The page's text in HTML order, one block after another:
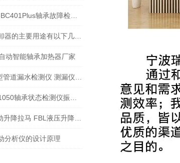
动智能轴承加热器厂家
分析仪的设计原理